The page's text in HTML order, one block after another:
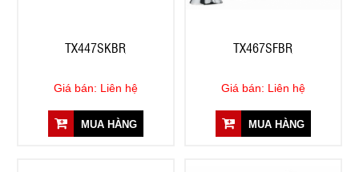
TX447SKBR
Giá bán: Liên hệ
MUA HÀNG
TX467SFBR
Giá bán: Liên hệ
MUA HÀNG